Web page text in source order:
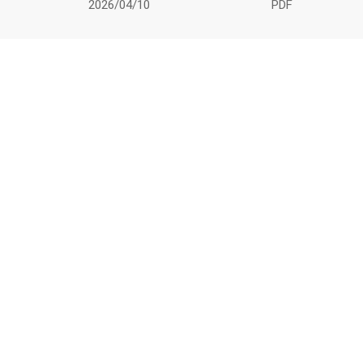
2026/04/10 PDF